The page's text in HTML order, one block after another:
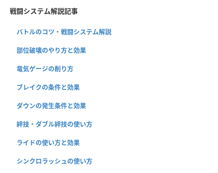
戦闘システム解説記事
バトルのコツ・戦闘システム解説
部位破壊のやり方と効果
竜気ゲージの削り方
ブレイクの条件と効果
ダウンの発生条件と効果
絆技・ダブル絆技の使い方
ライドの使い方と効果
シンクロラッシュの使い方